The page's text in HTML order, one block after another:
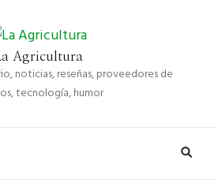
Agricultura
noticias, reseñas, proveedores de
tecnología, humor